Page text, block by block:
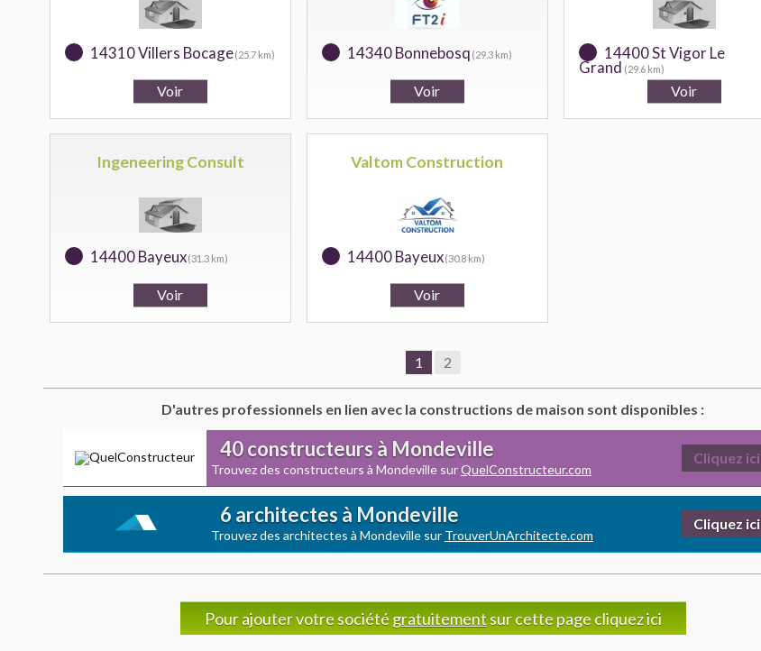
14310 Villers Bocage(25.7 km) 14340 Bonnebosq (29.3 km) 14400 St Vigor Le
Grand (29.6 km)
Ingeneering Consult
14400 Bayeux(31.3 km)
Valtom Construction
14400 Bayeux(30.8 km)
1 2
D'autres professionnels en lien avec la constructions de maison sont disponibles :
40 constructeurs à Mondeville
Trouvez des constructeurs à Mondeville surQuelConstructeur.com
Cliquez ici
6 architectes à Mondeville
Trouvez des architectes à Mondeville sur TrouverUnArchitecte.com
Cliquez ici
Pour ajouter votre société gratuitement sur cette page cliquez ici